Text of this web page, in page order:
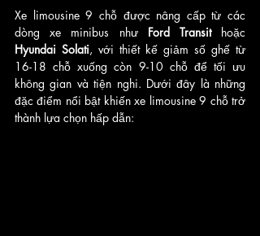
Xe limousine 9 chỗ được nâng cấp từ các
dòng xe minibus như Ford Transit
Hyundai Solati, với thiết kế giảm số ghế từ
16-18 chỗ xuống còn 9-10 chỗ để tối ưu
không gian và tiện nghi. Dưới đây là những
đặc điểm nổi bật khiến xe limousine 9 chỗ trở
thành lựa chọn hấp dẫn: